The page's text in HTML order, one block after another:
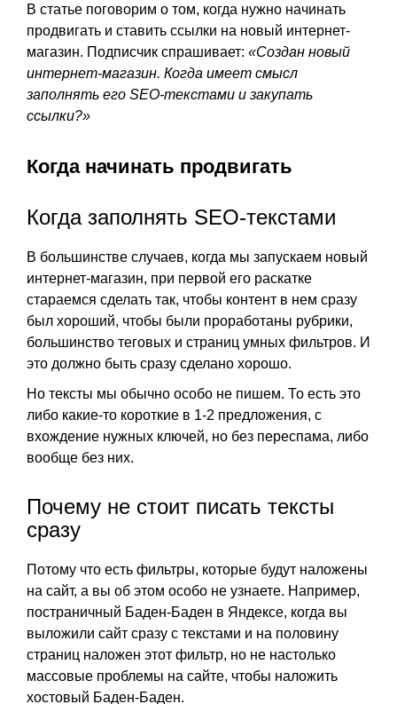
В статье поговорим о том, когда нужно начинать
продвигать и ставить ссылки на новый интернет-
магазин. Подписчик спрашивает: «Создан новый
интернет-магазин. Когда имеет смысл
заполнять его SEO-текстами и закупать
ссылки?»
Когда начинать продвигать
Когда заполнять SEO-текстами
В большинстве случаев, когда мы запускаем новый
интернет-магазин, при первой его раскатке
стараемся сделать так, чтобы контент в нем сразу
был хороший, чтобы были проработаны рубрики,
большинство теговых и страниц умных фильтров. И
это должно быть сразу сделано хорошо.
Но тексты мы обычно особо не пишем. То есть это
либо какие-то короткие в 1-2 предложения, с
вхождение нужных ключей, но без переспама, либо
вообще без них.
Почему не стоит писать тексты
сразу
Потому что есть фильтры, которые будут наложены
на сайт, а вы об этом особо не узнаете. Например,
постраничный Баден-Баден в Яндексе, когда вы
выложили сайт сразу с текстами и на половину
страниц наложен этот фильтр, но не настолько
массовые проблемы на сайте, чтобы наложить
хостовый Баден-Баден.